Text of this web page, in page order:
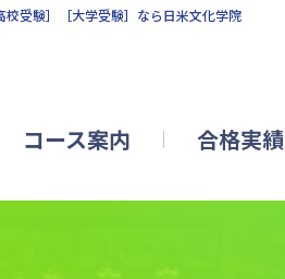
受験］［大学受験］なら日米文化学院
コース案内 合格実績